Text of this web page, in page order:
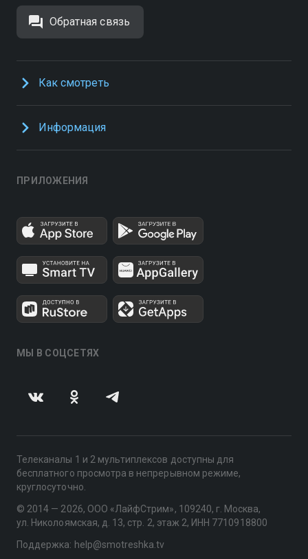
Обратная связь
Как смотреть
Информация
ПРИЛОЖЕНИЯ
МЫ В СОЦСЕТЯХ
Телеканалы 1 и 2 мультиплексов доступны для
бесплатного просмотра в непрерывном режиме,
круглосуточно.
© 2014 — 2026, ООО «ЛайфСтрим», 109240, г. Москва,
ул. Николоямская, д. 13, стр. 2, этаж 2, ИНН 7710918800
Поддержка: help@smotreshka.tv